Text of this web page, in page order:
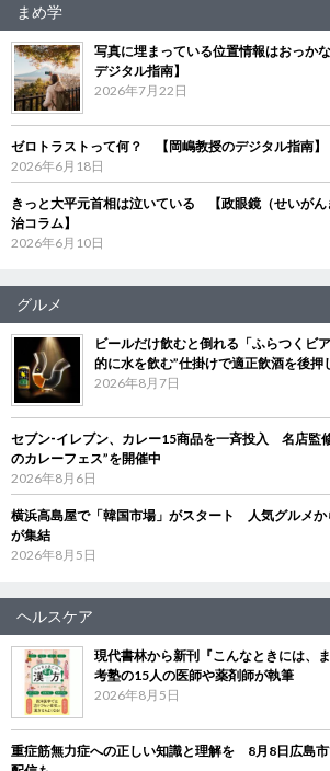
まめ学
写真に埋まっている位置情報はおっか
デジタル指南】
2026年7月22日
ゼロトラストって何？ 【岡嶋教授のデジタル指南】
2026年6月18日
きっと大平元首相は泣いている 【政眼鏡（せいが
治コラム】
2026年6月10日
グルメ
ビールだけ飲むと倒れる「ふらつくビ
的に水を飲む”仕掛けで適正飲酒を後押
2026年8月7日
セブン‐イレブン、カレー15商品を一斉投入 名店監
のカレーフェス”を開催中
2026年8月6日
横浜高島屋で「韓国市場」がスタート 人気グルメか
が集結
2026年8月5日
ヘルスケア
現代書林から新刊『こんなときには、
考塾の15人の医師や薬剤師が執筆
2026年8月5日
重症筋無力症への正しい知識と理解を 8月8日広島